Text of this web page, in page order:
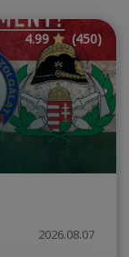
4.99 (450)
2026.08.07